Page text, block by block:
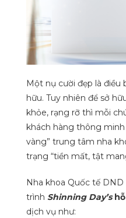
Một nụ cười đẹp là điều
hữu. Tuy nhiên để sở
khỏe, rạng rỡ thì mỗi
khách hàng thông
vàng” trung tâm nha
trạng “tiền mất, tật
Nha khoa Quốc tế
trình Shinning Day’s
dịch vụ như: